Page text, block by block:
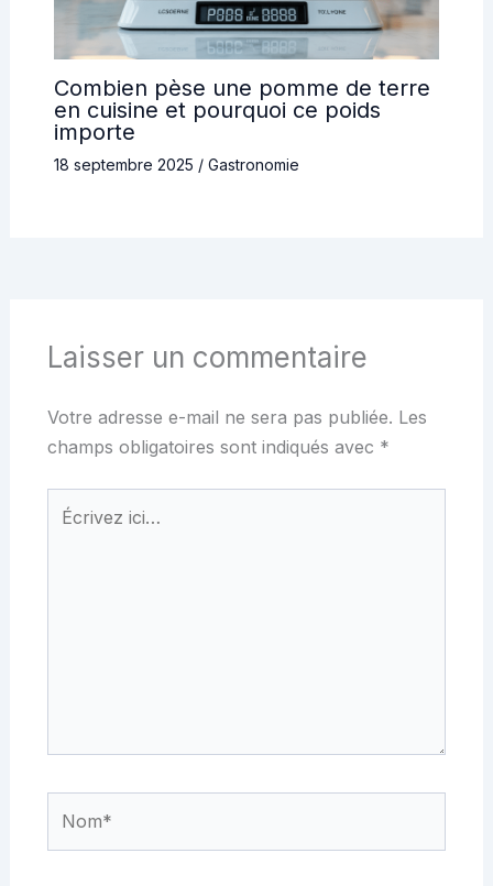
Combien pèse une pomme de terre
en cuisine et pourquoi ce poids
importe
18 septembre 2025 / Gastronomie
Laisser un commentaire
Votre adresse e-mail ne sera pas publiée. Les
champs obligatoires sont indiqués avec *
Écrivez
ici…